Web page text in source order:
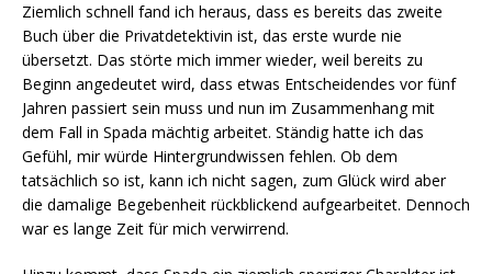
Ziemlich schnell fand ich heraus, dass es bereits das zweite
Buch über die Privatdetektivin ist, das erste wurde nie
übersetzt. Das störte mich immer wieder, weil bereits zu
Beginn angedeutet wird, dass etwas Entscheidendes vor fünf
Jahren passiert sein muss und nun im Zusammenhang mit
dem Fall in Spada mächtig arbeitet. Ständig hatte ich das
Gefühl, mir würde Hintergrundwissen fehlen. Ob dem
tatsächlich so ist, kann ich nicht sagen, zum Glück wird aber
die damalige Begebenheit rückblickend aufgearbeitet. Dennoch
war es lange Zeit für mich verwirrend.